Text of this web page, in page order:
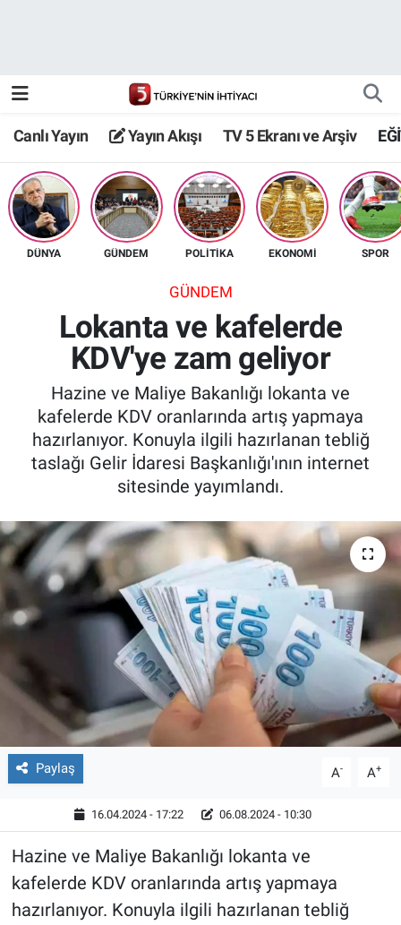
Canlı Yayın Yayın Akışı TV 5 Ekranı ve Arşiv
DÜNYA GÜNDEM POLİTİKA EKONOMİ SPOR
GÜNDEM
Lokanta ve kafelerde
KDV'ye zam geliyor
Hazine ve Maliye Bakanlığı lokanta ve
kafelerde KDV oranlarında artış yapmaya
hazırlanıyor. Konuyla ilgili hazırlanan tebliğ
taslağı Gelir İdaresi Başkanlığı'ının internet
sitesinde yayımlandı.
Paylaş A- A+
16.04.2024 - 17:22 06.08.2024 - 10:30
Hazine ve Maliye Bakanlığı lokanta ve
kafelerde KDV oranlarında artış yapmaya
hazırlanıyor. Konuyla ilgili hazırlanan tebliğ
TV 5 Ekranı ve Arşiv